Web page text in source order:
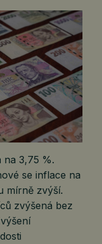
na 3,75 %.
se inflace na
mírně zvýší.
zvýšená bez